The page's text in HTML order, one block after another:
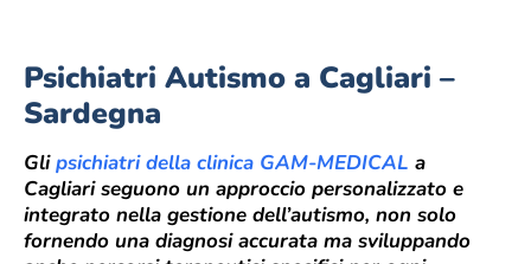
Psichiatri Autismo a Cagliari –
Sardegna
Glipsichiatri della clinica GAM-MEDICAL a
Cagliari seguono un approccio personalizzato e
integrato nella gestione dell’autismo, non solo
fornendo una diagnosi accurata ma sviluppando